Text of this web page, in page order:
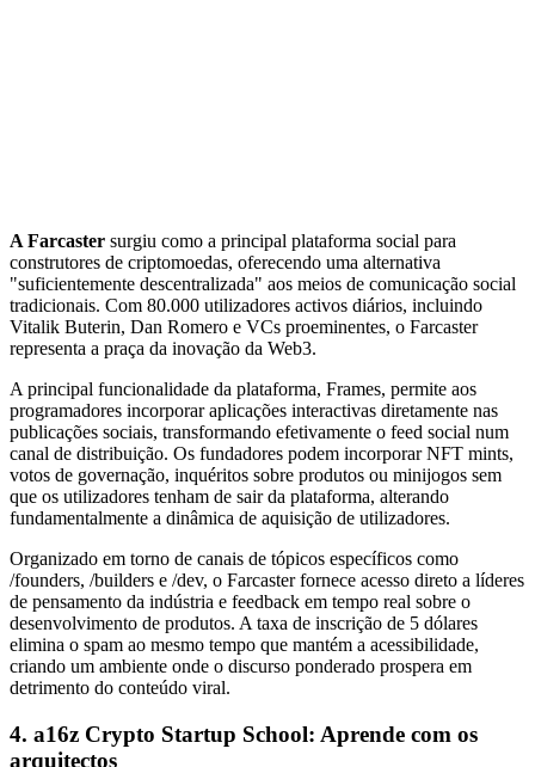
A Farcaster surgiu como a principal plataforma social para
construtores de criptomoedas, oferecendo uma alternativa
"suficientemente descentralizada" aos meios de comunicação social
tradicionais. Com 80.000 utilizadores activos diários, incluindo
Vitalik Buterin, Dan Romero e VCs proeminentes, o Farcaster
representa a praça da inovação da Web3.
A principal funcionalidade da plataforma, Frames, permite aos
programadores incorporar aplicações interactivas diretamente nas
publicações sociais, transformando efetivamente o feed social num
canal de distribuição. Os fundadores podem incorporar NFT mints,
votos de governação, inquéritos sobre produtos ou minijogos sem
que os utilizadores tenham de sair da plataforma, alterando
fundamentalmente a dinâmica de aquisição de utilizadores.
Organizado em torno de canais de tópicos específicos como
/founders, /builders e /dev, o Farcaster fornece acesso direto a líderes
de pensamento da indústria e feedback em tempo real sobre o
desenvolvimento de produtos. A taxa de inscrição de 5 dólares
elimina o spam ao mesmo tempo que mantém a acessibilidade,
criando um ambiente onde o discurso ponderado prospera em
detrimento do conteúdo viral.
4. a16z Crypto Startup School: Aprende com os
arquitectos